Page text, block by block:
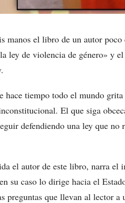
manos el libro de un autor
ley de violencia de género» y
hace tiempo todo el mundo
El que siga
defendiendo una ley que
el autor de este libro, narra
su caso lo dirige hacia el
preguntas que llevan al lector